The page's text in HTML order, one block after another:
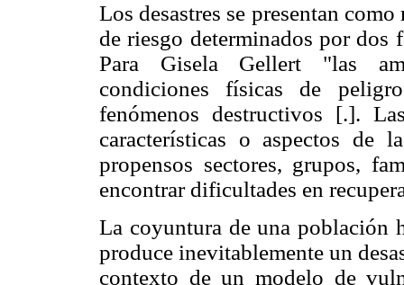
Los desastres se presentan
de riesgo determinados por dos
Para Gisela Gellert "las
condiciones físicas de
fenómenos destructivos [.].
características o aspectos de
propensos sectores, grupos,
encontrar dificultades en
La coyuntura de una población
produce inevitablemente un
contexto de un modelo de